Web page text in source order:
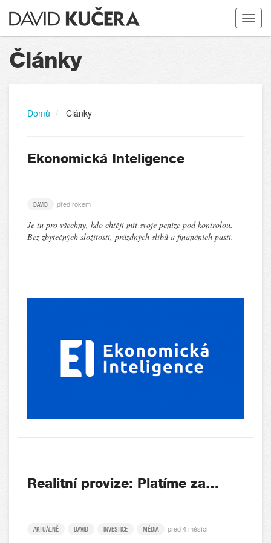
Toggle
Články
Domů Články
Ekonomická Inteligence
DAVID před rokem
Je tu pro všechny, kdo chtějí mít svoje peníze pod kontrolou.
Bez zbytečných složitostí, prázdných slibů a finančních pastí.
Realitní provize: Platíme za…
AKTUÁLNĚ DAVID INVESTICE MÉDIA před 4 měsíci